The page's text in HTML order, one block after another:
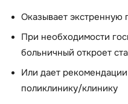
Оказывает экстренную
При необходимости
больничный откроет
Или дает
поликлинику/клинику